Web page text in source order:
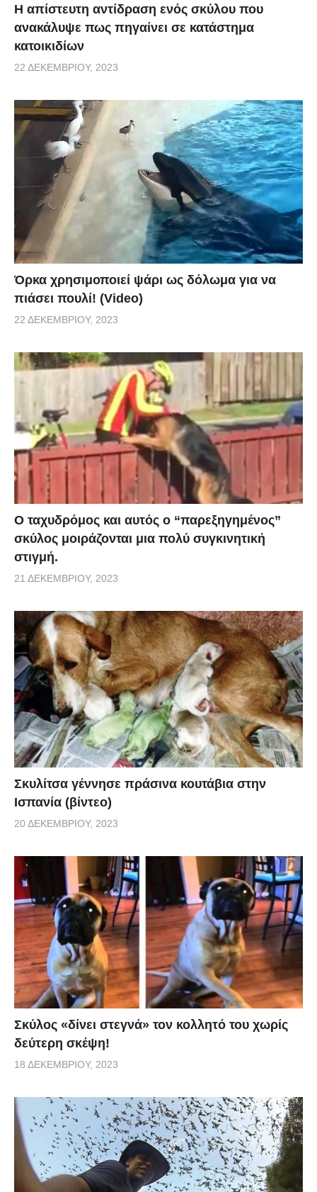
Η απίστευτη αντίδραση ενός σκύλου που
ανακάλυψε πως πηγαίνει σε κατάστημα
κατοικιδίων
22 ΔΕΚΕΜΒΡΊΟΥ, 2023
Όρκα χρησιμοποιεί ψάρι ως δόλωμα για να
πιάσει πουλί! (Video)
22 ΔΕΚΕΜΒΡΊΟΥ, 2023
Ο ταχυδρόμος και αυτός ο “παρεξηγημένος”
σκύλος μοιράζονται μια πολύ συγκινητική
στιγμή.
21 ΔΕΚΕΜΒΡΊΟΥ, 2023
Σκυλίτσα γέννησε πράσινα κουτάβια στην
Ισπανία (βίντεο)
20 ΔΕΚΕΜΒΡΊΟΥ, 2023
Σκύλος «δίνει στεγνά» τον κολλητό του χωρίς
δεύτερη σκέψη!
18 ΔΕΚΕΜΒΡΊΟΥ, 2023